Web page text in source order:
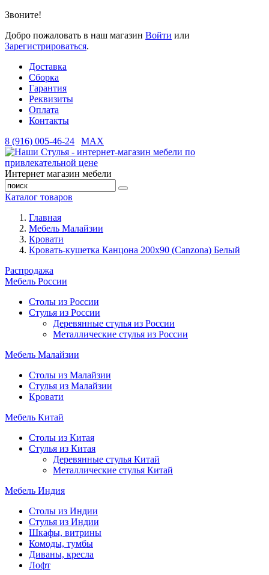
Звоните!
Добро пожаловать в наш магазин Войти или
Зарегистрироваться.
Доставка
Сборка
Гарантия
Реквизиты
Оплата
Контакты
8 (916) 005-46-24
MAX
Интернет магазин мебели
Каталог товаров
Главная
Мебель Малайзии
Кровати
Кровать-кушетка Канцона 200x90 (Canzona) Белый
Распродажа
Мебель России
Столы из России
Стулья из России
Деревянные стулья из России
Металлические стулья из России
Мебель Малайзии
Столы из Малайзии
Стулья из Малайзии
Кровати
Мебель Китай
Столы из Китая
Стулья из Китая
Деревянные стулья Китай
Металлические стулья Китай
Мебель Индия
Столы из Индии
Стулья из Индии
Шкафы, витрины
Комоды, тумбы
Диваны, кресла
Лофт